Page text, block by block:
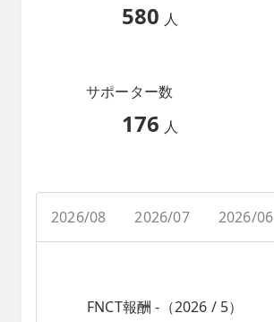
580 人
サポーター数
176 人
2026/08 2026/07 2026/06
FNCT報酬 -（2026 / 5）